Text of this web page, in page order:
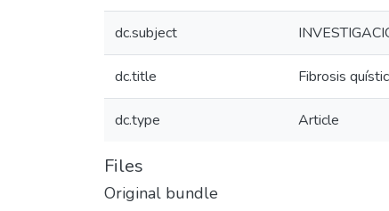
dc.subject
dc.title Fibrosis
dc.type Article
Files
Original bundle